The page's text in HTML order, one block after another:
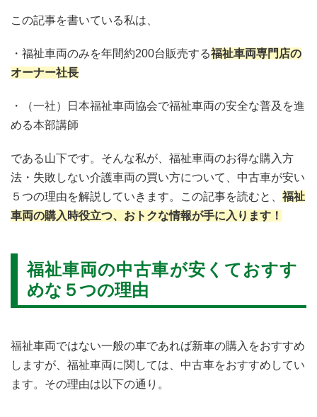
この記事を書いている私は、
・福祉車両のみを年間約200台販売する福祉車両専門店の
オーナー社長
・（一社）日本福祉車両協会で福祉車両の安全な普及を進
める本部講師
である山下です。そんな私が、福祉車両のお得な購入方
法・失敗しない介護車両の買い方について、 中古車が安い
５つの理由を解説していきます。
この記事を読むと、 福祉
車両の購入時役立つ、おトクな情報が手に入ります！
福祉車両の中古車が安くておすす
めな５つの理由
福祉車両ではない一般の車であれば新車の購入をおすすめ
しますが、福祉車両に関しては、中古車をおすすめしてい
ます。その理由は以下の通り。